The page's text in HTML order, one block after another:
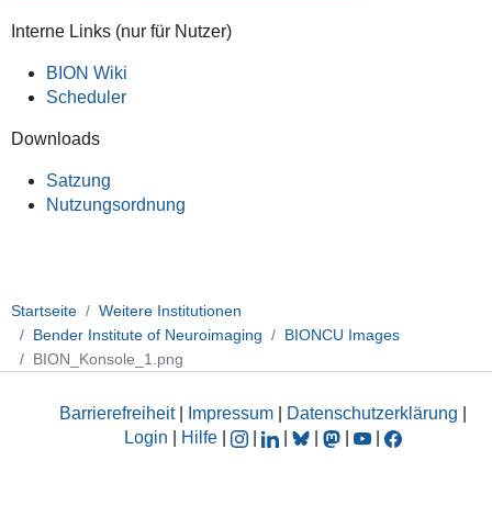
Interne Links (nur für Nutzer)
BION Wiki
Scheduler
Downloads
Satzung
Nutzungsordnung
Startseite
Weitere Institutionen
Bender Institute of Neuroimaging
BIONCU Images
BION_Konsole_1.png
Barrierefreiheit| Impressum Datenschutzerklärung
Login
Hilfe